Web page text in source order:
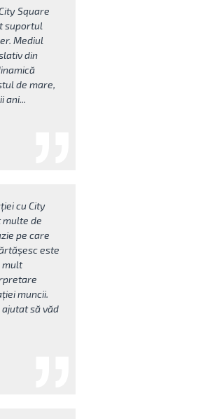
Square
suportul
Mediul
din
de mare,
ani...
cu City
multe de
pe care
este
mult
muncii.
să văd